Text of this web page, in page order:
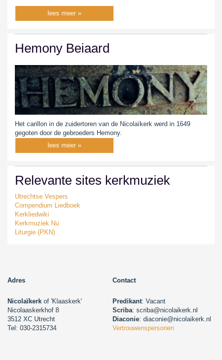
lees meer »
Hemony Beiaard
Het carillon in de zuidertoren van de Nicolaïkerk werd in 1649
gegoten door de gebroeders Hemony.
lees meer »
Relevante sites kerkmuziek
Utrechtse Vespers
Compendium Liedboek
Kerkliedwiki
Kerkmuziek.Nu
Liturgie (PKN)
Adres Contact
Nicolaïkerk of 'Klaaskerk'
Nicolaaskerkhof 8
3512 XC Utrecht
Tel: 030-2315734
Predikant: Vacant
Scriba: scriba@nicolaikerk.nl
Diaconie: diaconie@nicolaikerk.nl
Vertrouwenspersonen